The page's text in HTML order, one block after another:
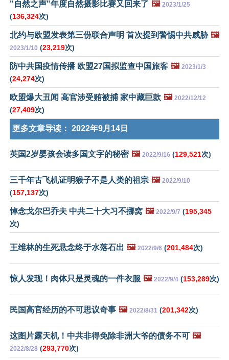
"自然之声"年度自然摄影比赛又回来了 🖼️ 2023/1/25
(136,324次)
北约与欧盟发表第三份联合声明 首次提到警惕中共威胁 🖼️
2023/1/10 (23,219次)
防中共国疫情传播 欧盟27国拟监查中国旅客 🖼️ 2023/1/3
(24,274次)
欧盟爆大丑闻 高官涉受贿被捕 家中藏巨款 🖼️ 2022/12/12
(27,409次)
更多文章导读： 2022年9月14日
英国2岁婴孩会读多国文字的秘密 🖼️ 2022/9/16 (129,521次)
三千年古飞机证明猴子不是人类的祖宗 🖼️ 2022/9/10
(157,137次)
悼念戈尔巴乔夫 中共二十大习不挪窝 🖼️ 2022/9/7 (195,345
次)
王维林的生死悬念终于水落石出 🖼️ 2022/9/6 (201,484次)
惊人发现！肉体只是灵魂的一件衣服 🖼️ 2022/9/4 (153,289次)
民国高官经历的不可思议奇事 🖼️ 2022/8/31 (201,342次)
这图片露天机！中共非得免除非洲大爷的债务不可 🖼️
2022/8/28 (293,770次)